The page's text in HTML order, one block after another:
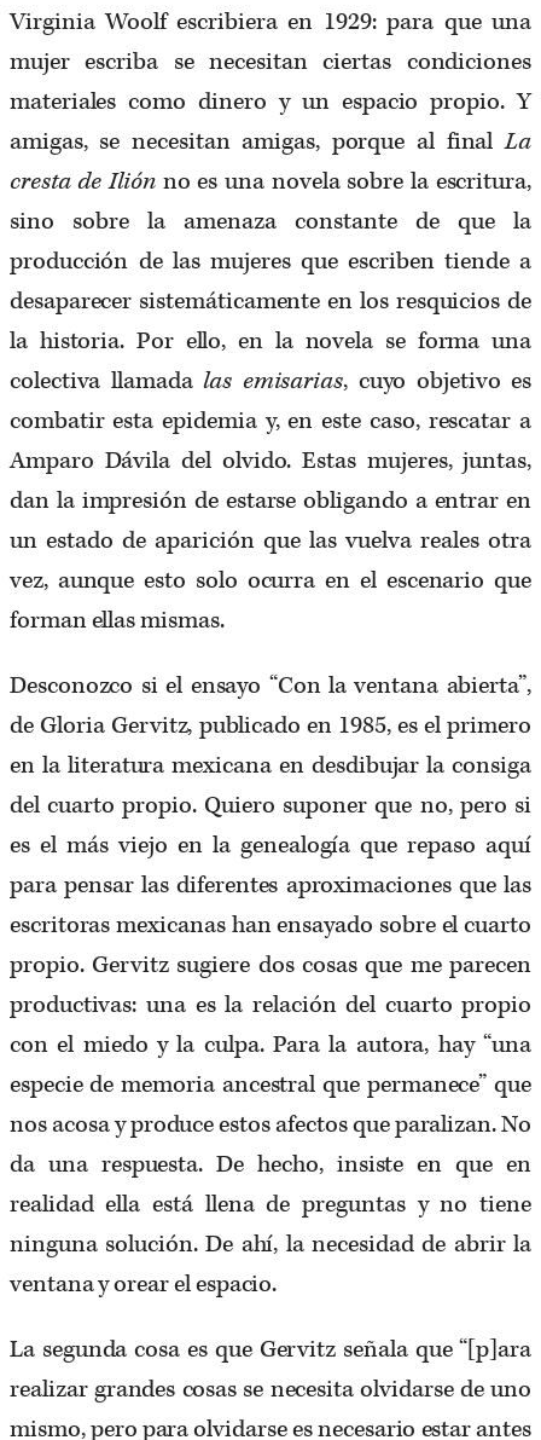
Virginia Woolf escribiera en 1929: para que una
mujer escriba se necesitan ciertas condiciones
materiales como dinero y un espacio propio. Y
amigas, se necesitan amigas, porque al finalLa
cresta de Ilión no es una novela sobre la escritura,
sino sobre la amenaza constante de que la
producción de las mujeres que escriben tiende a
desaparecer sistemáticamente en los resquicios de
la historia. Por ello, en la novela se forma una
colectiva llamadalas emisarias, cuyo objetivo es
combatir esta epidemia y, en este caso, rescatar a
Amparo Dávila del olvido. Estas mujeres, juntas,
dan la impresión de estarse obligando a entrar en
un estado de aparición que las vuelva reales otra
vez, aunque esto solo ocurra en el escenario que
forman ellas mismas.
Desconozco si el ensayo “Con la ventana abierta”,
de Gloria Gervitz, publicado en 1985, es el primero
en la literatura mexicana en desdibujar la consiga
del cuarto propio. Quiero suponer que no, pero si
es el más viejo en la genealogía que repaso aquí
para pensar las diferentes aproximaciones que las
escritoras mexicanas han ensayado sobre el cuarto
propio. Gervitz sugiere dos cosas que me parecen
productivas: una es la relación del cuarto propio
con el miedo y la culpa. Para la autora, hay “una
especie de memoria ancestral que permanece” que
nos acosa y produce estos afectos que paralizan. No
da una respuesta. De hecho, insiste en que en
realidad ella está llena de preguntas y no tiene
ninguna solución. De ahí, la necesidad de abrir la
ventana y orear el espacio.
La segunda cosa es que Gervitz señala que “[p]ara
realizar grandes cosas se necesita olvidarse de uno
mismo, pero para olvidarse es necesario estar antes